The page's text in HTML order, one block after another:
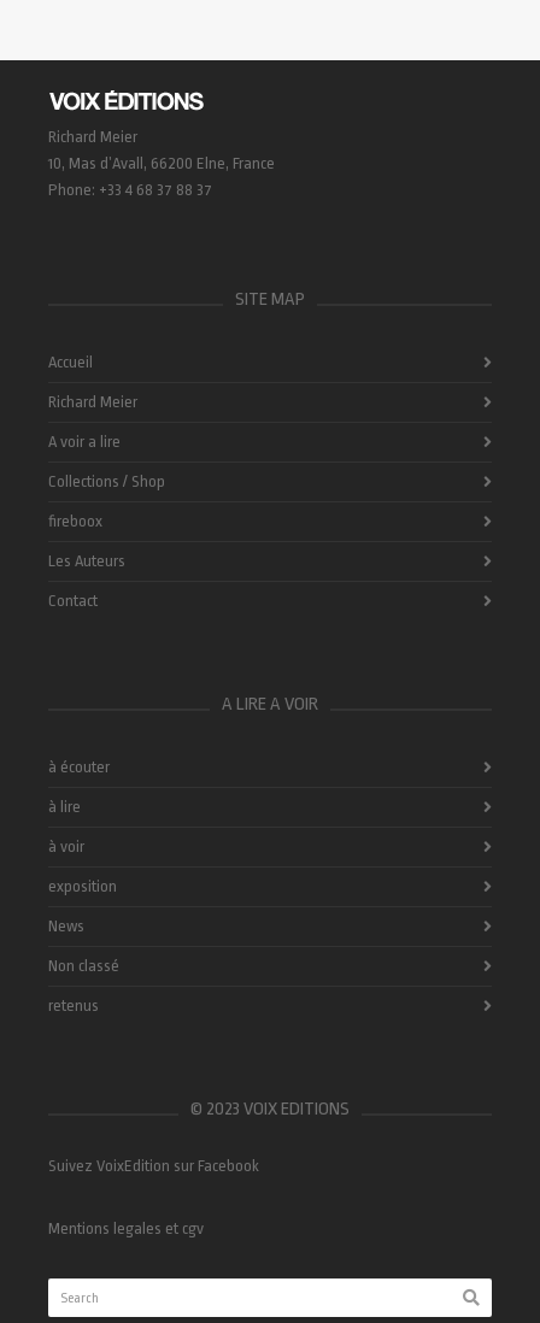
Richard Meier
10, Mas d’Avall, 66200 Elne, France
Phone: +33 4 68 37 88 37
SITE MAP
Accueil
Richard Meier
A voir a lire
Collections / Shop
fireboox
Les Auteurs
Contact
A LIRE A VOIR
à écouter
à lire
à voir
exposition
News
Non classé
retenus
© 2023 VOIX EDITIONS
Suivez VoixEdition sur Facebook
Mentions legales et cgv